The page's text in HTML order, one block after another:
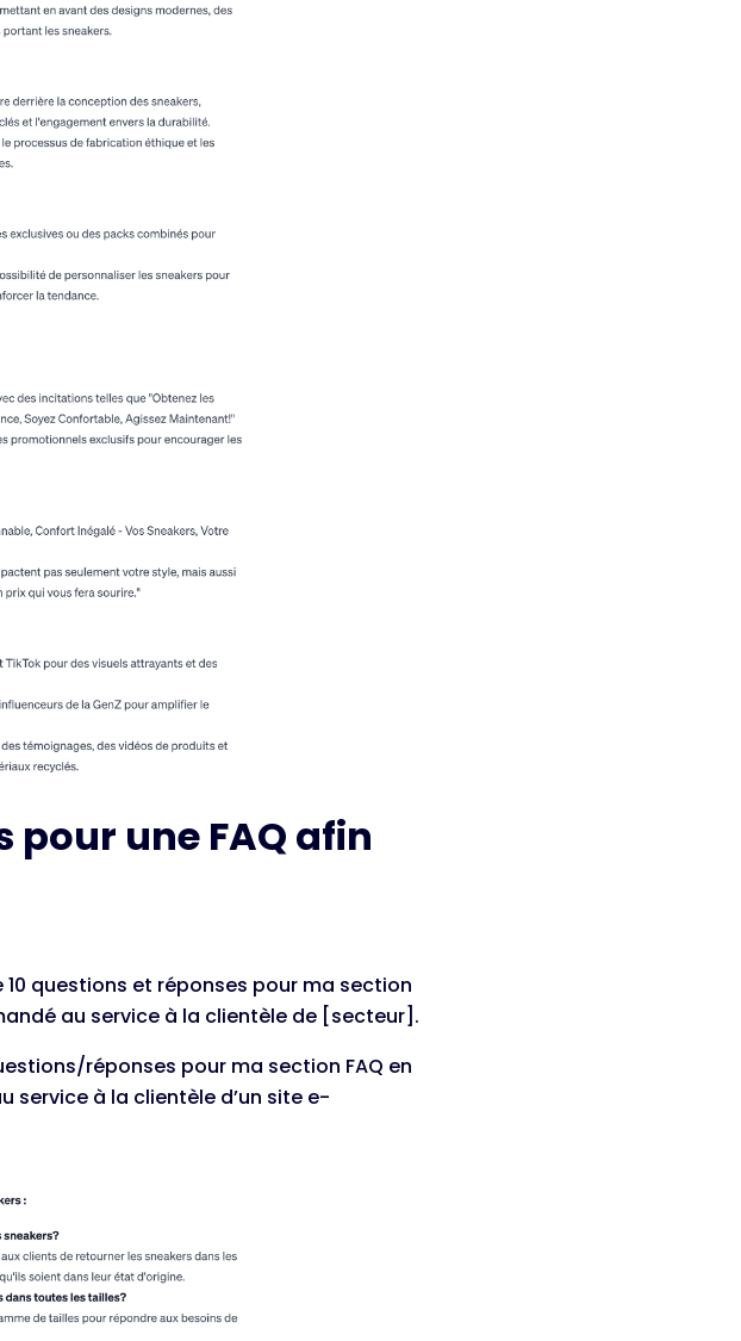
pour une FAQ afin
questions et réponses pour ma section
au service à la clientèle de [secteur].
réponses pour ma section FAQ en
service à la clientèle d’un site e-